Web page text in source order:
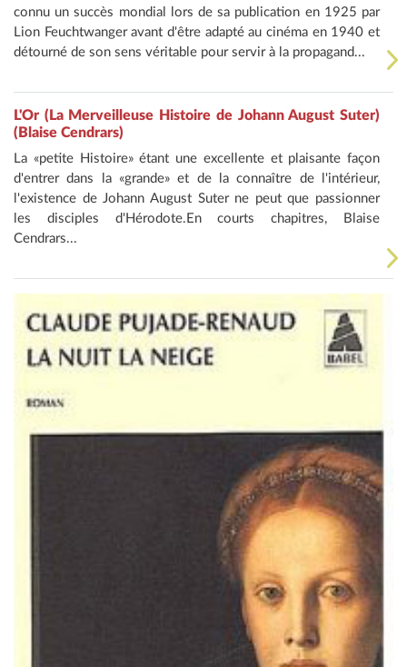
connu un succès mondial lors de sa publication en 1925 par
Lion Feuchtwanger avant d'être adapté au cinéma en 1940 et
détourné de son sens véritable pour servir à la propagand...
L'Or (La Merveilleuse Histoire de Johann August Suter)
(Blaise Cendrars)
La «petite Histoire» étant une excellente et plaisante façon
d'entrer dans la «grande» et de la connaître de l'intérieur,
l'existence de Johann August Suter ne peut que passionner
les disciples d'Hérodote.En courts chapitres, Blaise
Cendrars...